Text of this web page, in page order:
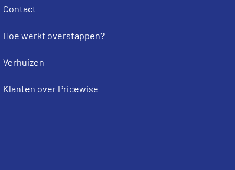
Contact
Hoe werkt overstappen?
Verhuizen
Klanten over Pricewise